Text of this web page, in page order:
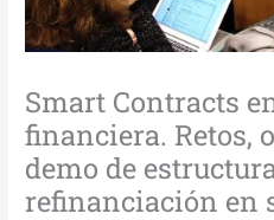
Smart Contracts
financiera. Retos,
demo de
refinanciación en